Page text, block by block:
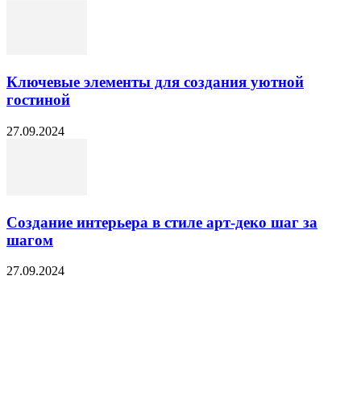
Ключевые элементы для создания уютной
гостиной
27.09.2024
Создание интерьера в стиле арт-деко шаг за
шагом
27.09.2024